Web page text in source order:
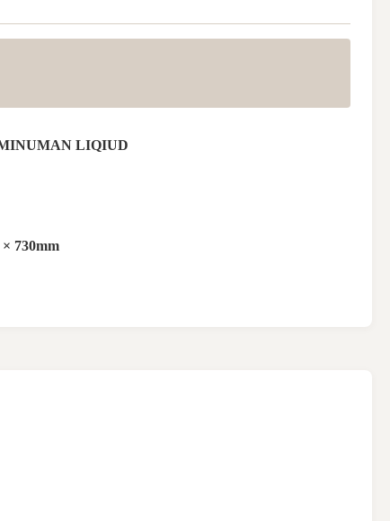
LIQIUD
× 730mm